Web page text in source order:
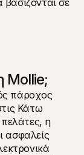
βασίζονται σε
Mollie;
πάροχος
Κάτω
η
ασφαλείς